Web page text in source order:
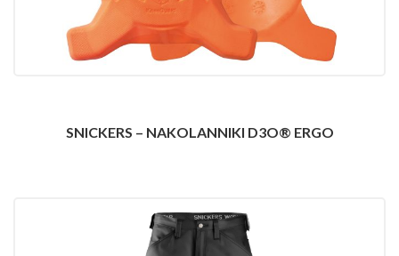
SNICKERS – NAKOLANNIKI D3O® ERGO